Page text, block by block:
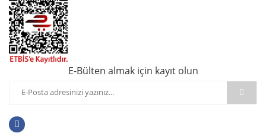
E-Bülten almak için kayıt olun